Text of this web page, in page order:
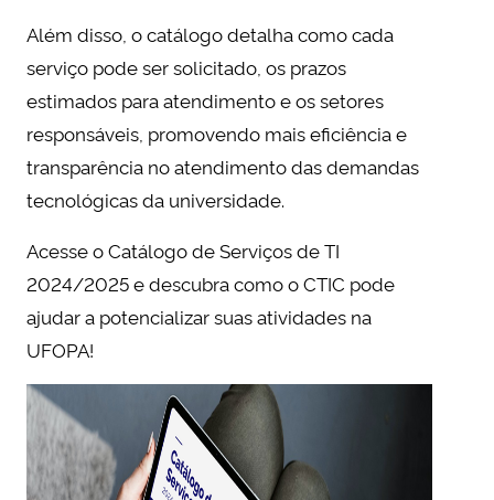
Além disso, o catálogo detalha como cada
serviço pode ser solicitado, os prazos
estimados para atendimento e os setores
responsáveis, promovendo mais eficiência e
transparência no atendimento das demandas
tecnológicas da universidade.
Acesse o Catálogo de Serviços de TI
2024/2025 e descubra como o CTIC pode
ajudar a potencializar suas atividades na
UFOPA!